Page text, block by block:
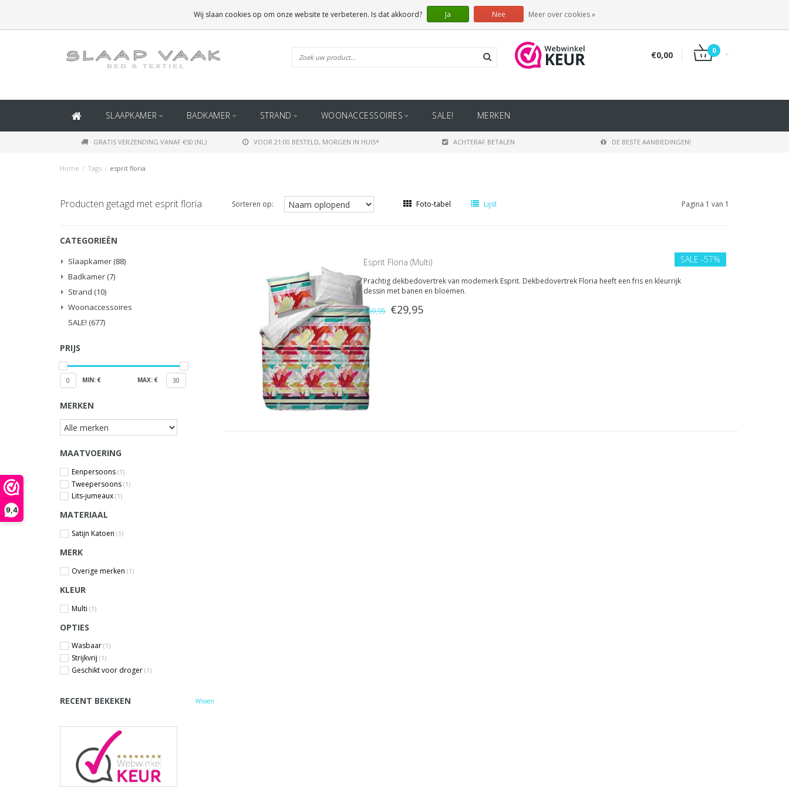
9,4
(BINNEN BELGIË)
€0,00 0
SLAAPKAMER BADKAMER STRAND WOONACCESSOIRES SALE! MERKEN
GRATIS VERZENDING VANAF €50 (NL) VOOR 21:00 BESTELD, MORGEN IN HUIS* ACHTERAF BETALEN DE BESTE AANBIEDINGEN!
Home / Tags / esprit floria
Producten getagd met esprit floria Sorteren op: Foto-tabel Lijst Pagina 1 van 1
CATEGORIEËN
Slaapkamer (88)
Badkamer (7)
Strand (10)
Woonaccessoires
SALE! (677)
PRIJS
0 MIN: € MAX: € 30
MERKEN
MAATVOERING
Eenpersoons (1)
Tweepersoons (1)
Lits-jumeaux (1)
MATERIAAL
Satijn Katoen (1)
MERK
Overige merken (1)
KLEUR
Multi (1)
OPTIES
Wasbaar (1)
Strijkvrij (1)
Geschikt voor droger (1)
RECENT BEKEKEN Wissen
SALE -57%
Esprit Floria (Multi)
Prachtig dekbedovertrek van modemerk Esprit. Dekbedovertrek Floria heeft een fris en kleurrijk
dessin met banen en bloemen.
€69,95 €29,95
Wij slaan cookies op om onze website te verbeteren. Is dat akkoord? Ja Nee Meer over cookies »